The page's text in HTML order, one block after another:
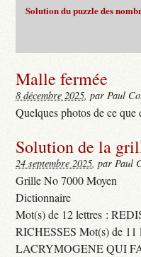
Solution du puzzle des
Malle fermée
8 décembre 2025, par Paul
Quelques photos de ce
Solution de la
24 septembre 2025, par Paul
Grille No 7000 Moyen
Dictionnaire
Mot(s) de 12 lettres :
RICHESSES Mot(s) de
LACRYMOGENE QUI